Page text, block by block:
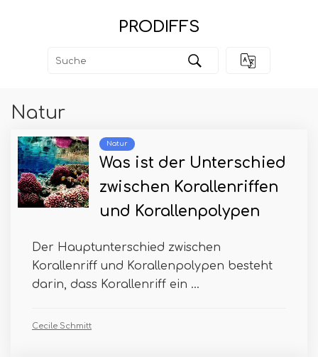
PRODIFFS
Natur
Natur
Was ist der Unterschied
zwischen Korallenriffen
und Korallenpolypen
Der Hauptunterschied zwischen
Korallenriff und Korallenpolypen besteht
darin, dass Korallenriff ein ...
Cecile Schmitt